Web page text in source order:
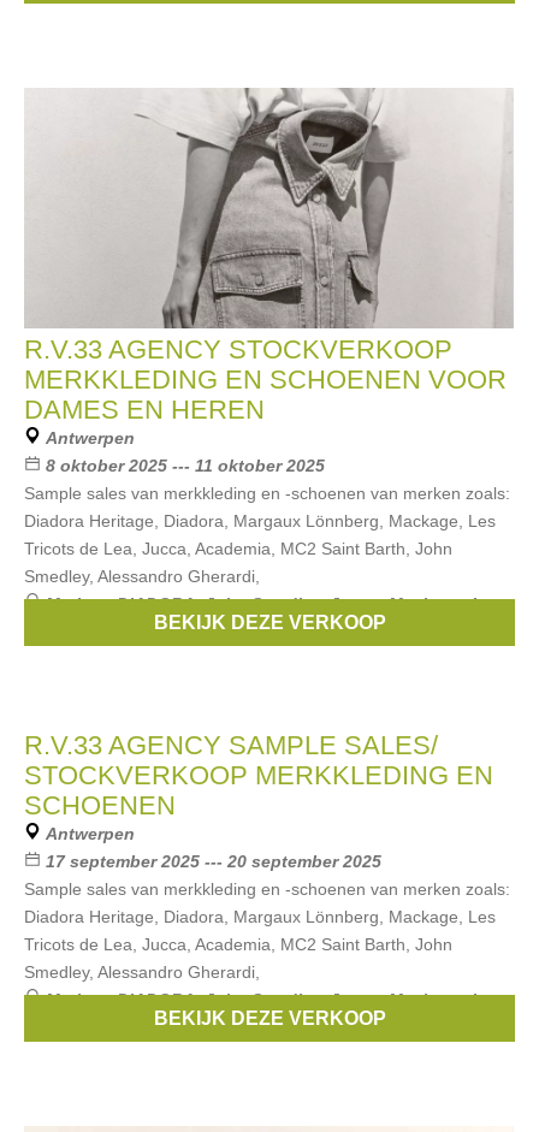
R.V.33 AGENCY STOCKVERKOOP
MERKKLEDING EN SCHOENEN VOOR
DAMES EN HEREN
Antwerpen
8 oktober 2025 --- 11 oktober 2025
Sample sales van merkkleding en -schoenen van merken zoals:
Diadora Heritage, Diadora, Margaux Lönnberg, Mackage, Les
Tricots de Lea, Jucca, Academia, MC2 Saint Barth, John
Smedley, Alessandro Gherardi,
Merken:DIADORA,John Smedley,Jucca,Mackage,Les
, ...BEKIJK DEZE VERKOOP
R.V.33 AGENCY SAMPLE SALES/
STOCKVERKOOP MERKKLEDING EN
SCHOENEN
Antwerpen
17 september 2025 --- 20 september 2025
Sample sales van merkkleding en -schoenen van merken zoals:
Diadora Heritage, Diadora, Margaux Lönnberg, Mackage, Les
Tricots de Lea, Jucca, Academia, MC2 Saint Barth, John
Smedley, Alessandro Gherardi,
Merken:DIADORA,John Smedley,Jucca,Mackage,Les
, ...BEKIJK DEZE VERKOOP